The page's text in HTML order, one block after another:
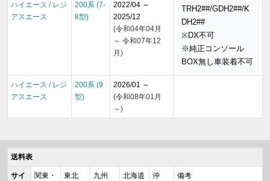
ハイエース / レジ
アスエース
200系 (7-
8型)
2022/04 ～
2025/12
(令和04年04月
～ 令和07年12
月)
TRH2##/GDH2##/K
DH2##
※DX不可
※純正コンソール
BOX無し車装着不可
ハイエース / レジ
アスエース
200系 (9
型)
2026/01 ～
(令和08年01月
～)
送料表
サイ
関東・
東北 九州 北海道
沖
備考